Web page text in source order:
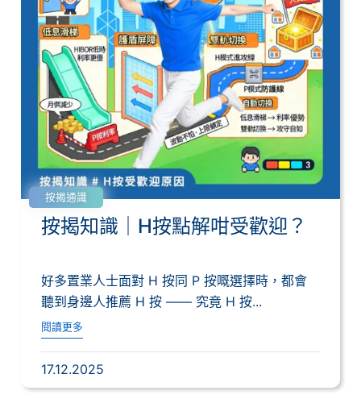
按揭通識
按揭知識｜H按點解咁受歡迎？
好多置業人士面對 H 按同 P 按嘅選擇時，都會
聽到身邊人推薦 H 按 —— 究竟 H 按...
閱讀更多
17.12.2025